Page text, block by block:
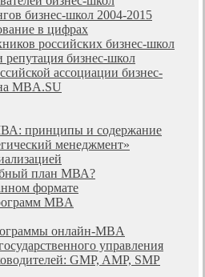
бизнес-школ 2004-2015
в цифрах
российских бизнес-школ
репутация бизнес-школ
ассоциации бизнес-
MBA.SU
принципы и содержание
менеджмент»
план МВА?
формате
MBA
онлайн-MBA
управления
GMP, AMP, SMP